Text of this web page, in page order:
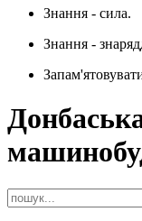
Знання - сила.
Знання -